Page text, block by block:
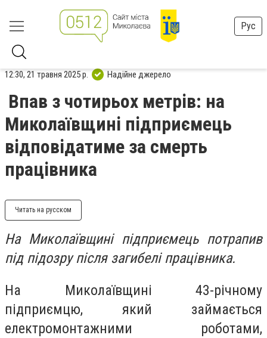
Рус
12:30, 21 травня 2025 р. Надійне джерело
Впав з чотирьох метрів: на
Миколаївщині підприємець
відповідатиме за смерть
працівника
Читать на русском
На Миколаївщині підприємець потрапив
під підозру після загибелі працівника.
На Миколаївщині 43-річному
підприємцю, який займається
електромонтажними роботами,